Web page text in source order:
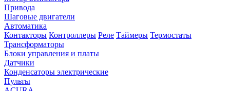
Привода
Шаговые двигатели
Автоматика
Контакторы Контроллеры Реле Таймеры Термостаты
Трансформаторы
Блоки управления и платы
Датчики
Конденсаторы электрические
Пульты